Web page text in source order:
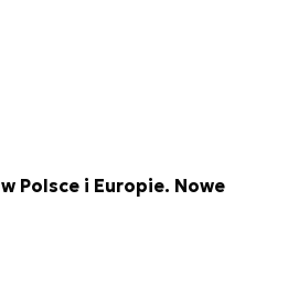
Polsce i Europie. Nowe